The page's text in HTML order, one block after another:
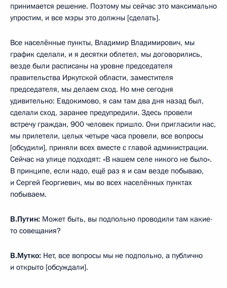
принимается решение. Поэтому мы сейчас это максимально
упростим, и все мэры это должны [сделать].
Все населённые пункты, Владимир Владимирович, мы
график сделали, и я десятки облетел, мы договорились,
везде были расписаны на уровне председателя
правительства Иркутской области, заместителя
председателя, мы делаем сход. Но мне сегодня
удивительно: Евдокимово, я сам там два дня назад был,
сделали сход, заранее предупредили. Здесь провели
встречу граждан, 900 человек пришло. Они пригласили нас,
мы прилетели, целых четыре часа провели, все вопросы
[обсудили], приняли всех вместе с главой администрации.
Сейчас на улице подходят: «В нашем селе никого не было».
В принципе, если надо, ещё раз я и сам везде побываю,
и Сергей Георгиевич, мы во всех населённых пунктах
побываем.
В.Путин: Может быть, вы подпольно проводили там какие-
то совещания?
В.Мутко: Нет, все вопросы мы не подпольно, а публично
и открыто [обсуждали].